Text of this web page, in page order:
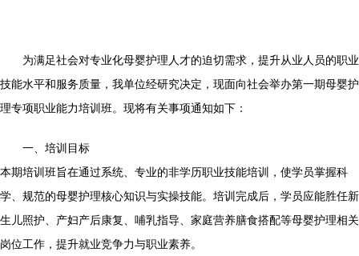
为满足社会对专业化母婴护理人才的迫切需求，提升从业人员的职业
技能水平和服务质量，我单位经研究决定，现面向社会举办第一期母婴护
理专项职业能力培训班。现将有关事项通知如下：
一、培训目标
本期培训班旨在通过系统、专业的非学历职业技能培训，使学员掌握科
学、规范的母婴护理核心知识与实操技能。培训完成后，学员应能胜任新
生儿照护、产妇产后康复、哺乳指导、家庭营养膳食搭配等母婴护理相关
岗位工作，提升就业竞争力与职业素养。